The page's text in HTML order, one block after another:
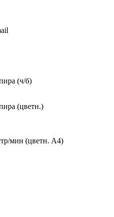
(ч/б)
(цветн.)
мин (цветн. А4)